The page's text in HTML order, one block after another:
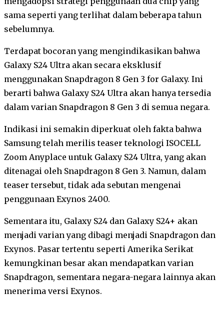
sama seperti yang terlihat dalam beberapa tahun
sebelumnya.
Terdapat bocoran yang mengindikasikan bahwa
Galaxy S24 Ultra akan secara eksklusif
menggunakan Snapdragon 8 Gen 3 for Galaxy. Ini
berarti bahwa Galaxy S24 Ultra akan hanya tersedia
dalam varian Snapdragon 8 Gen 3 di semua negara.
Indikasi ini semakin diperkuat oleh fakta bahwa
Samsung telah merilis teaser teknologi ISOCELL
Zoom Anyplace untuk Galaxy S24 Ultra, yang akan
ditenagai oleh Snapdragon 8 Gen 3. Namun, dalam
teaser tersebut, tidak ada sebutan mengenai
penggunaan Exynos 2400.
Sementara itu, Galaxy S24 dan Galaxy S24+ akan
menjadi varian yang dibagi menjadi Snapdragon dan
Exynos. Pasar tertentu seperti Amerika Serikat
kemungkinan besar akan mendapatkan varian
Snapdragon, sementara negara-negara lainnya akan
menerima versi Exynos.